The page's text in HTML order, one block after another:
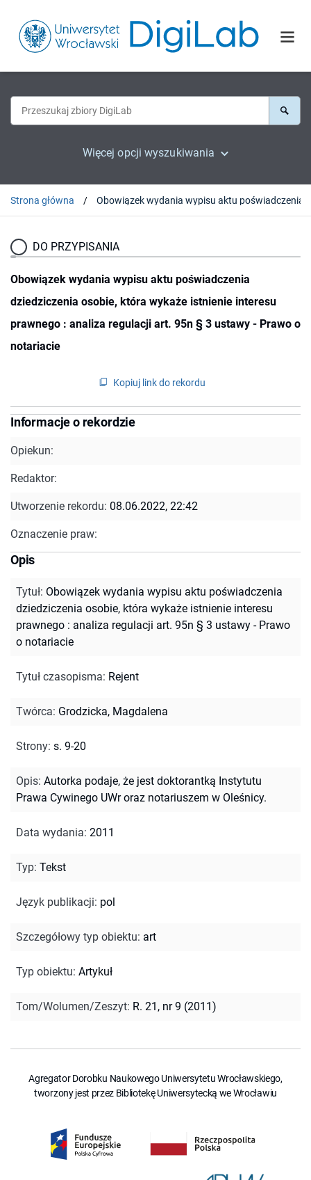
Więcej opcji wyszukiwania
Strona główna
DO PRZYPISANIA
Obowiązek wydania wypisu aktu poświadczenia
dziedziczenia osobie, która wykaże istnienie interesu
prawnego : analiza regulacji art. 95n § 3 ustawy - Prawo o
notariacie
Kopiuj link do rekordu
Informacje o rekordzie
Opiekun:
Redaktor:
Utworzenie rekordu: 08.06.2022, 22:42
Oznaczenie praw:
Opis
Tytuł: Obowiązek wydania wypisu aktu poświadczenia
dziedziczenia osobie, która wykaże istnienie interesu
prawnego : analiza regulacji art. 95n § 3 ustawy - Prawo
o notariacie
Tytuł czasopisma: Rejent
Twórca: Grodzicka, Magdalena
Strony: s. 9-20
Opis: Autorka podaje, że jest doktorantką Instytutu
Prawa Cywinego UWr oraz notariuszem w Oleśnicy.
Data wydania: 2011
Typ: Tekst
Język publikacji: pol
Szczegółowy typ obiektu: art
Typ obiektu: Artykuł
Tom/Wolumen/Zeszyt: R. 21, nr 9 (2011)
Agregator Dorobku Naukowego Uniwersytetu Wrocławskiego,
tworzony jest przez Bibliotekę Uniwersytecką we Wrocławiu